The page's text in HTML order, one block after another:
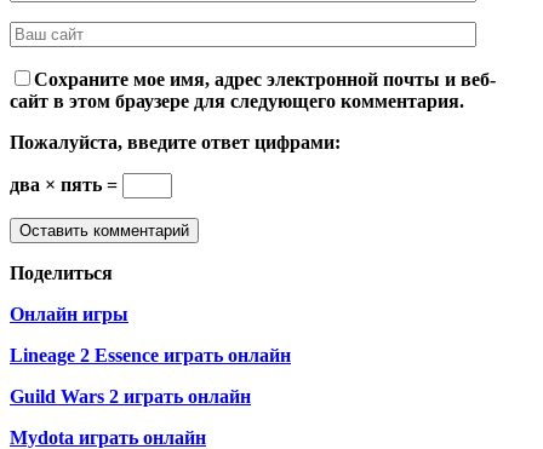
Сохраните мое имя, адрес электронной почты и веб-
сайт в этом браузере для следующего комментария.
Пожалуйста, введите ответ цифрами:
два × пять =
Поделиться
Онлайн игры
Lineage 2 Essence играть онлайн
Guild Wars 2 играть онлайн
Mydota играть онлайн